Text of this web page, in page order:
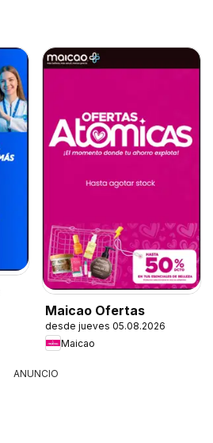
Maicao Ofertas
desde jueves 05.08.2026
Maicao
ANUNCIO